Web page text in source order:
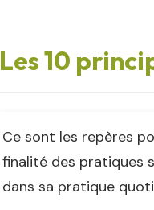
Les 10
Ce sont les repères
finalité des pratiques
dans sa pratique